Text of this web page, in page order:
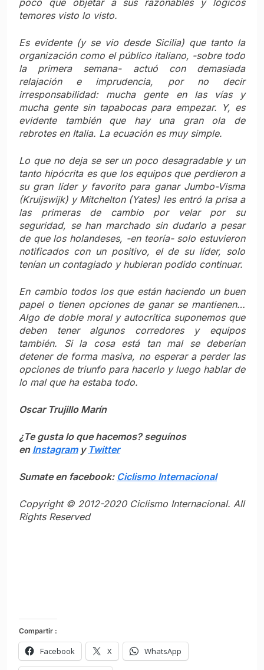
poco que objetar a sus razonables y lógicos
temores visto lo visto.
Es evidente (y se vio desde Sicilia) que tanto la
organización como el público italiano, -sobre todo
la primera semana- actuó con demasiada
relajación e imprudencia, por no decir
irresponsabilidad: mucha gente en las vías y
mucha gente sin tapabocas para empezar. Y, es
evidente también que hay una gran ola de
rebrotes en Italia. La ecuación es muy simple.
Lo que no deja se ser un poco desagradable y un
tanto hipócrita es que los equipos que perdieron a
su gran líder y favorito para ganar Jumbo-Visma
(Kruijswijk) y Mitchelton (Yates) les entró la prisa a
las primeras de cambio por velar por su
seguridad, se han marchado sin dudarlo a pesar
de que los holandeses, -en teoría- solo estuvieron
notificados con un positivo, el de su líder, solo
tenían un contagiado y hubieran podido continuar.
En cambio todos los que están haciendo un buen
papel o tienen opciones de ganar se mantienen…
Algo de doble moral y autocrítica suponemos que
deben tener algunos corredores y equipos
también. Si la cosa está tan mal se deberían
detener de forma masiva, no esperar a perder las
opciones de triunfo para hacerlo y luego hablar de
lo mal que ha estaba todo.
Oscar Trujillo Marín
¿Te gusta lo que hacemos? seguínos
en Instagramy Twitter
Sumate en facebook: Ciclismo Internacional
Copyright © 2012-2020 Ciclismo Internacional. All
Rights Reserved
Compartir :
Facebook X WhatsApp